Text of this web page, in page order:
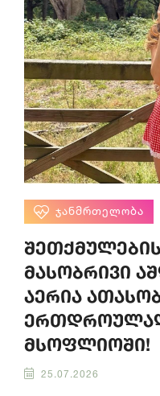
ᲯᲐᲜᲛᲠᲗᲔᲚᲝᲑᲐ
მასობრივი
აერია
მსოფლიოში!
25.07.2026